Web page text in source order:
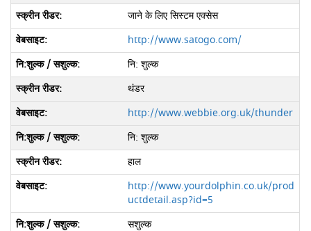
जाने के लिए सिस्टम एक्सेस
http://www.satogo.com/
नि: शुल्क
थंडर
http://www.webbie.org.uk/thunder
नि: शुल्क
हाल
http://www.yourdolphin.co.uk/prod
uctdetail.asp?id=5
सशुल्क